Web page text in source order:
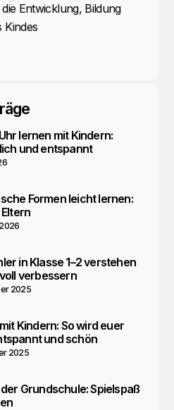
Entwicklung, Bildung
Kindes
lernen mit Kindern:
und entspannt
Formen leicht lernen:
in Klasse 1–2 verstehen
verbessern
2025
Kindern: So wird euer
und schön
2025
Grundschule: Spielspaß